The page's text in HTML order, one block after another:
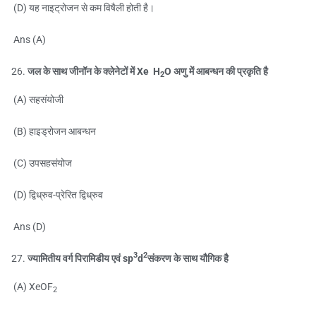
(D) यह नाइट्रोजन से कम विषैली होती है।
Ans (A)
जल के साथ जीनॉन के क्लेनेटों में Xe H2O अणु में आबन्धन की प्रकृति है
(A) सहसंयोजी
(B) हाइड्रोजन आबन्धन
(C) उपसहसंयोज
(D) द्विध्रुव-प्रेरित द्विध्रुव
Ans (D)
ज्यामितीय वर्ग पिरामिडीय एवं sp3d 2संकरण के साथ यौगिक है
(A) XeOF2